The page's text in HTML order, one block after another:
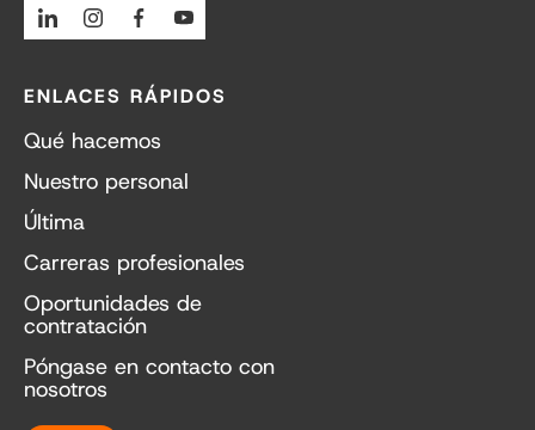
LinkedinInstagramFacebook
ENLACES RÁPIDOS
Qué hacemos
Nuestro personal
Última
Carreras profesionales
Oportunidades de
contratación
Póngase en contacto con
nosotros